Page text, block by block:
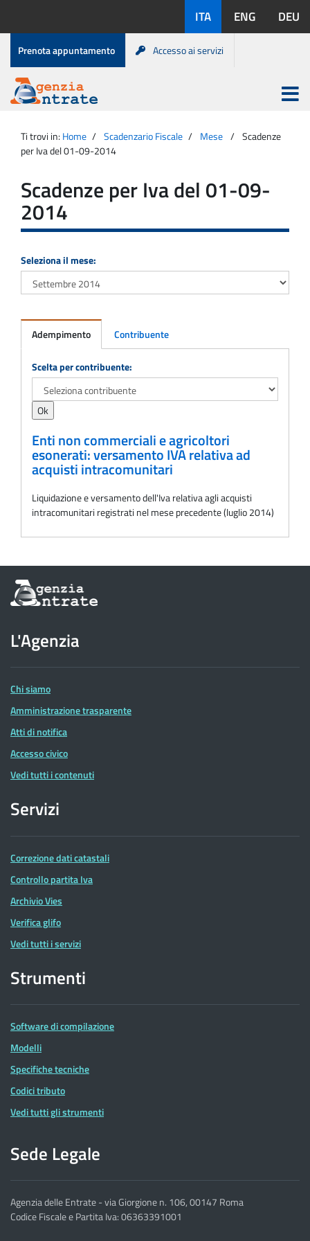
contenuto
disponibili:
ITA ENG DEU
Menu
di
servizio
Prenota appuntamento Accesso ai servizi
Agenzia
Entrate
Apri
menu
principale
Ti trovi in: Home Scadenzario Fiscale Mese
Scadenze
per Iva del 01-09-2014
Scadenze per Iva del 01-09-
2014
Seleziona il mese:
Adempimento Contribuente
Adempimento
Scelta per contribuente:
Enti non commerciali e agricoltori
esonerati: versamento IVA relativa ad
acquisti intracomunitari
Liquidazione e versamento dell'Iva relativa agli acquisti
intracomunitari registrati nel mese precedente (luglio 2014)
Informazioni
sul
dell'Agenzia
delle
Entrate
L'Agenzia
Chi siamo
Amministrazione trasparente
Atti di notifica
Accesso civico
Vedi tutti i contenuti
Servizi
Correzione dati catastali
Controllo partita Iva
Archivio Vies
Verifica glifo
Vedi tutti i servizi
Strumenti
Software di compilazione
Modelli
Specifiche tecniche
Codici tributo
Vedi tutti gli strumenti
Sede Legale
Agenzia delle Entrate - via Giorgione n. 106, 00147 Roma
Codice Fiscale e Partita Iva: 06363391001